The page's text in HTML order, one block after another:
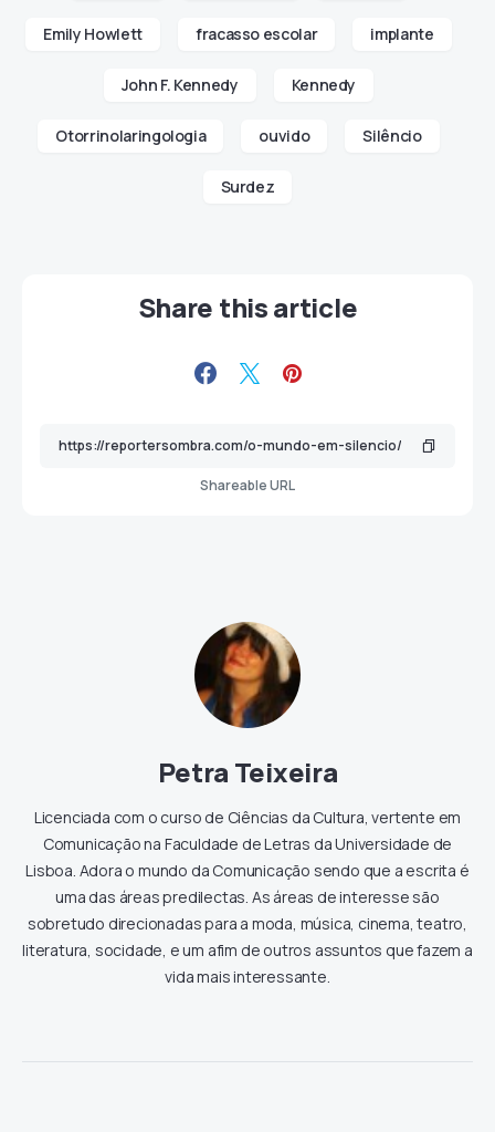
Emily Howlett fracasso escolar implante
John F. Kennedy Kennedy
Otorrinolaringologia ouvido Silêncio
Surdez
Share this article
Shareable URL
Petra Teixeira
Licenciada com o curso de Ciências da Cultura, vertente em
Comunicação na Faculdade de Letras da Universidade de
Lisboa. Adora o mundo da Comunicação sendo que a escrita é
uma das áreas predilectas. As áreas de interesse são
sobretudo direcionadas para a moda, música, cinema, teatro,
literatura, socidade, e um afim de outros assuntos que fazem a
vida mais interessante.